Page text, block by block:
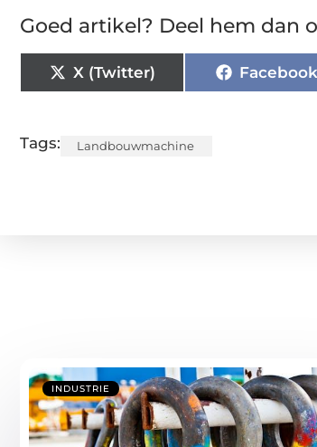
Goed artikel? Deel hem dan
X (Twitter) Facebook
Tags: Landbouwmachine
INDUSTRIE